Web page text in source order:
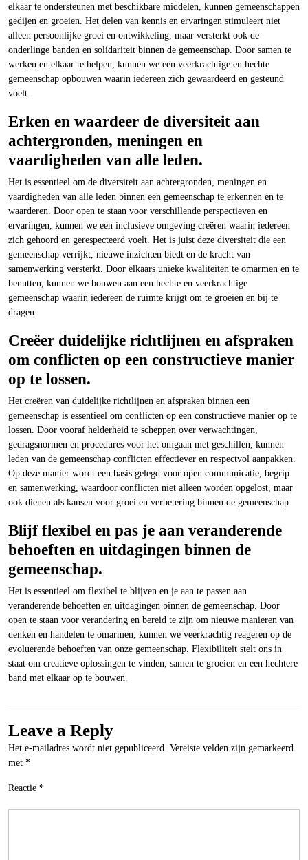
elkaar te ondersteunen met beschikbare middelen, kunnen gemeenschappen
gedijen en groeien. Het delen van kennis en ervaringen stimuleert niet
alleen persoonlijke groei en ontwikkeling, maar versterkt ook de
onderlinge banden en solidariteit binnen de gemeenschap. Door samen te
werken en elkaar te helpen, kunnen we een veerkrachtige en hechte
gemeenschap opbouwen waarin iedereen zich gewaardeerd en gesteund
voelt.
Erken en waardeer de diversiteit aan
achtergronden, meningen en
vaardigheden van alle leden.
Het is essentieel om de diversiteit aan achtergronden, meningen en
vaardigheden van alle leden binnen een gemeenschap te erkennen en te
waarderen. Door open te staan voor verschillende perspectieven en
ervaringen, kunnen we een inclusieve omgeving creëren waarin iedereen
zich gehoord en gerespecteerd voelt. Het is juist deze diversiteit die een
gemeenschap verrijkt, nieuwe inzichten biedt en de kracht van
samenwerking versterkt. Door elkaars unieke kwaliteiten te omarmen en te
benutten, kunnen we bouwen aan een hechte en veerkrachtige
gemeenschap waarin iedereen de ruimte krijgt om te groeien en bij te
dragen.
Creëer duidelijke richtlijnen en afspraken
om conflicten op een constructieve manier
op te lossen.
Het creëren van duidelijke richtlijnen en afspraken binnen een
gemeenschap is essentieel om conflicten op een constructieve manier op te
lossen. Door vooraf helderheid te scheppen over verwachtingen,
gedragsnormen en procedures voor het omgaan met geschillen, kunnen
leden van de gemeenschap conflicten effectiever en respectvol aanpakken.
Op deze manier wordt een basis gelegd voor open communicatie, begrip
en samenwerking, waardoor conflicten niet alleen worden opgelost, maar
ook dienen als kansen voor groei en verbetering binnen de gemeenschap.
Blijf flexibel en pas je aan veranderende
behoeften en uitdagingen binnen de
gemeenschap.
Het is essentieel om flexibel te blijven en je aan te passen aan
veranderende behoeften en uitdagingen binnen de gemeenschap. Door
open te staan voor verandering en bereid te zijn om nieuwe manieren van
denken en handelen te omarmen, kunnen we veerkrachtig reageren op de
evoluerende behoeften van onze gemeenschap. Flexibiliteit stelt ons in
staat om creatieve oplossingen te vinden, samen te groeien en een hechtere
band met elkaar op te bouwen.
Leave a Reply
Het e-mailadres wordt niet gepubliceerd. Vereiste velden zijn gemarkeerd
met *
Reactie *